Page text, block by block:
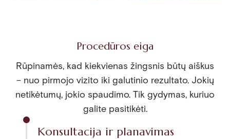
Procedūros eiga
Rūpinamės, kad kiekvienas žingsnis būtų aiškus
– nuo pirmojo vizito iki galutinio rezultato. Jokių
netikėtumų, jokio spaudimo. Tik gydymas, kuriuo
galite pasitikėti.
Konsultacija ir planavimas